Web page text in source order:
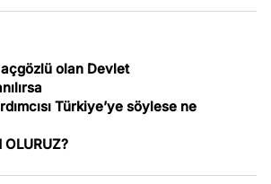
olan Devlet
Türkiye’ye söylese ne
OLURUZ?